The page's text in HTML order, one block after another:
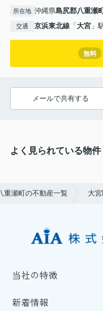
所在地 沖縄県島尻郡八重瀬
交通 京浜東北線 「大宮 」
無料
メールで共有する
よく見られている物件
重瀬町の不動産一覧 大
当社の特徴
新着情報